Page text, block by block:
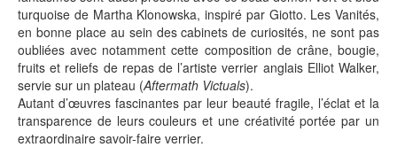
turquoise de Martha Klonowska, inspiré par Giotto. Les Vanités,
en bonne place au sein des cabinets de curiosités, ne sont pas
oubliées avec notamment cette composition de crâne, bougie,
fruits et reliefs de repas de l’artiste verrier anglais Elliot Walker,
servie sur un plateau (Aftermath Victuals).
Autant d’œuvres fascinantes par leur beauté fragile, l’éclat et la
transparence de leurs couleurs et une créativité portée par un
extraordinaire savoir-faire verrier.